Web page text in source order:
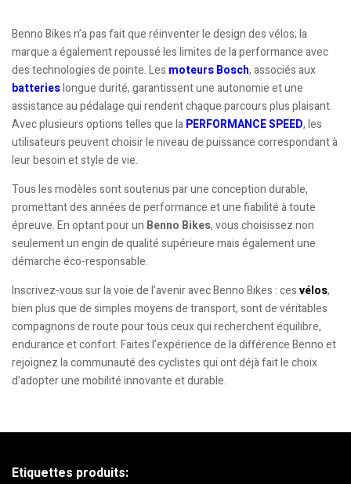
Benno Bikes n’a pas fait que réinventer le design des vélos; la
marque a également repoussé les limites de la performance avec
des technologies de pointe. Les moteurs Bosch, associés aux
batterieslongue durité, garantissent une autonomie et une
assistance au pédalage qui rendent chaque parcours plus plaisant.
Avec plusieurs options telles que laPERFORMANCE SPEED, les
utilisateurs peuvent choisir le niveau de puissance correspondant à
leur besoin et style de vie.
Tous les modèles sont soutenus par une conception durable,
promettant des années de performance et une fiabilité à toute
épreuve. En optant pour un Benno Bikes, vous choisissez non
seulement un engin de qualité supérieure mais également une
démarche éco-responsable.
Inscrivez-vous sur la voie de l’avenir avec Benno Bikes : cesvélos,
bien plus que de simples moyens de transport, sont de véritables
compagnons de route pour tous ceux qui recherchent équilibre,
endurance et confort. Faites l’expérience de la différence Benno et
rejoignez la communauté des cyclistes qui ont déjà fait le choix
d’adopter une mobilité innovante et durable.
Etiquettes produits: